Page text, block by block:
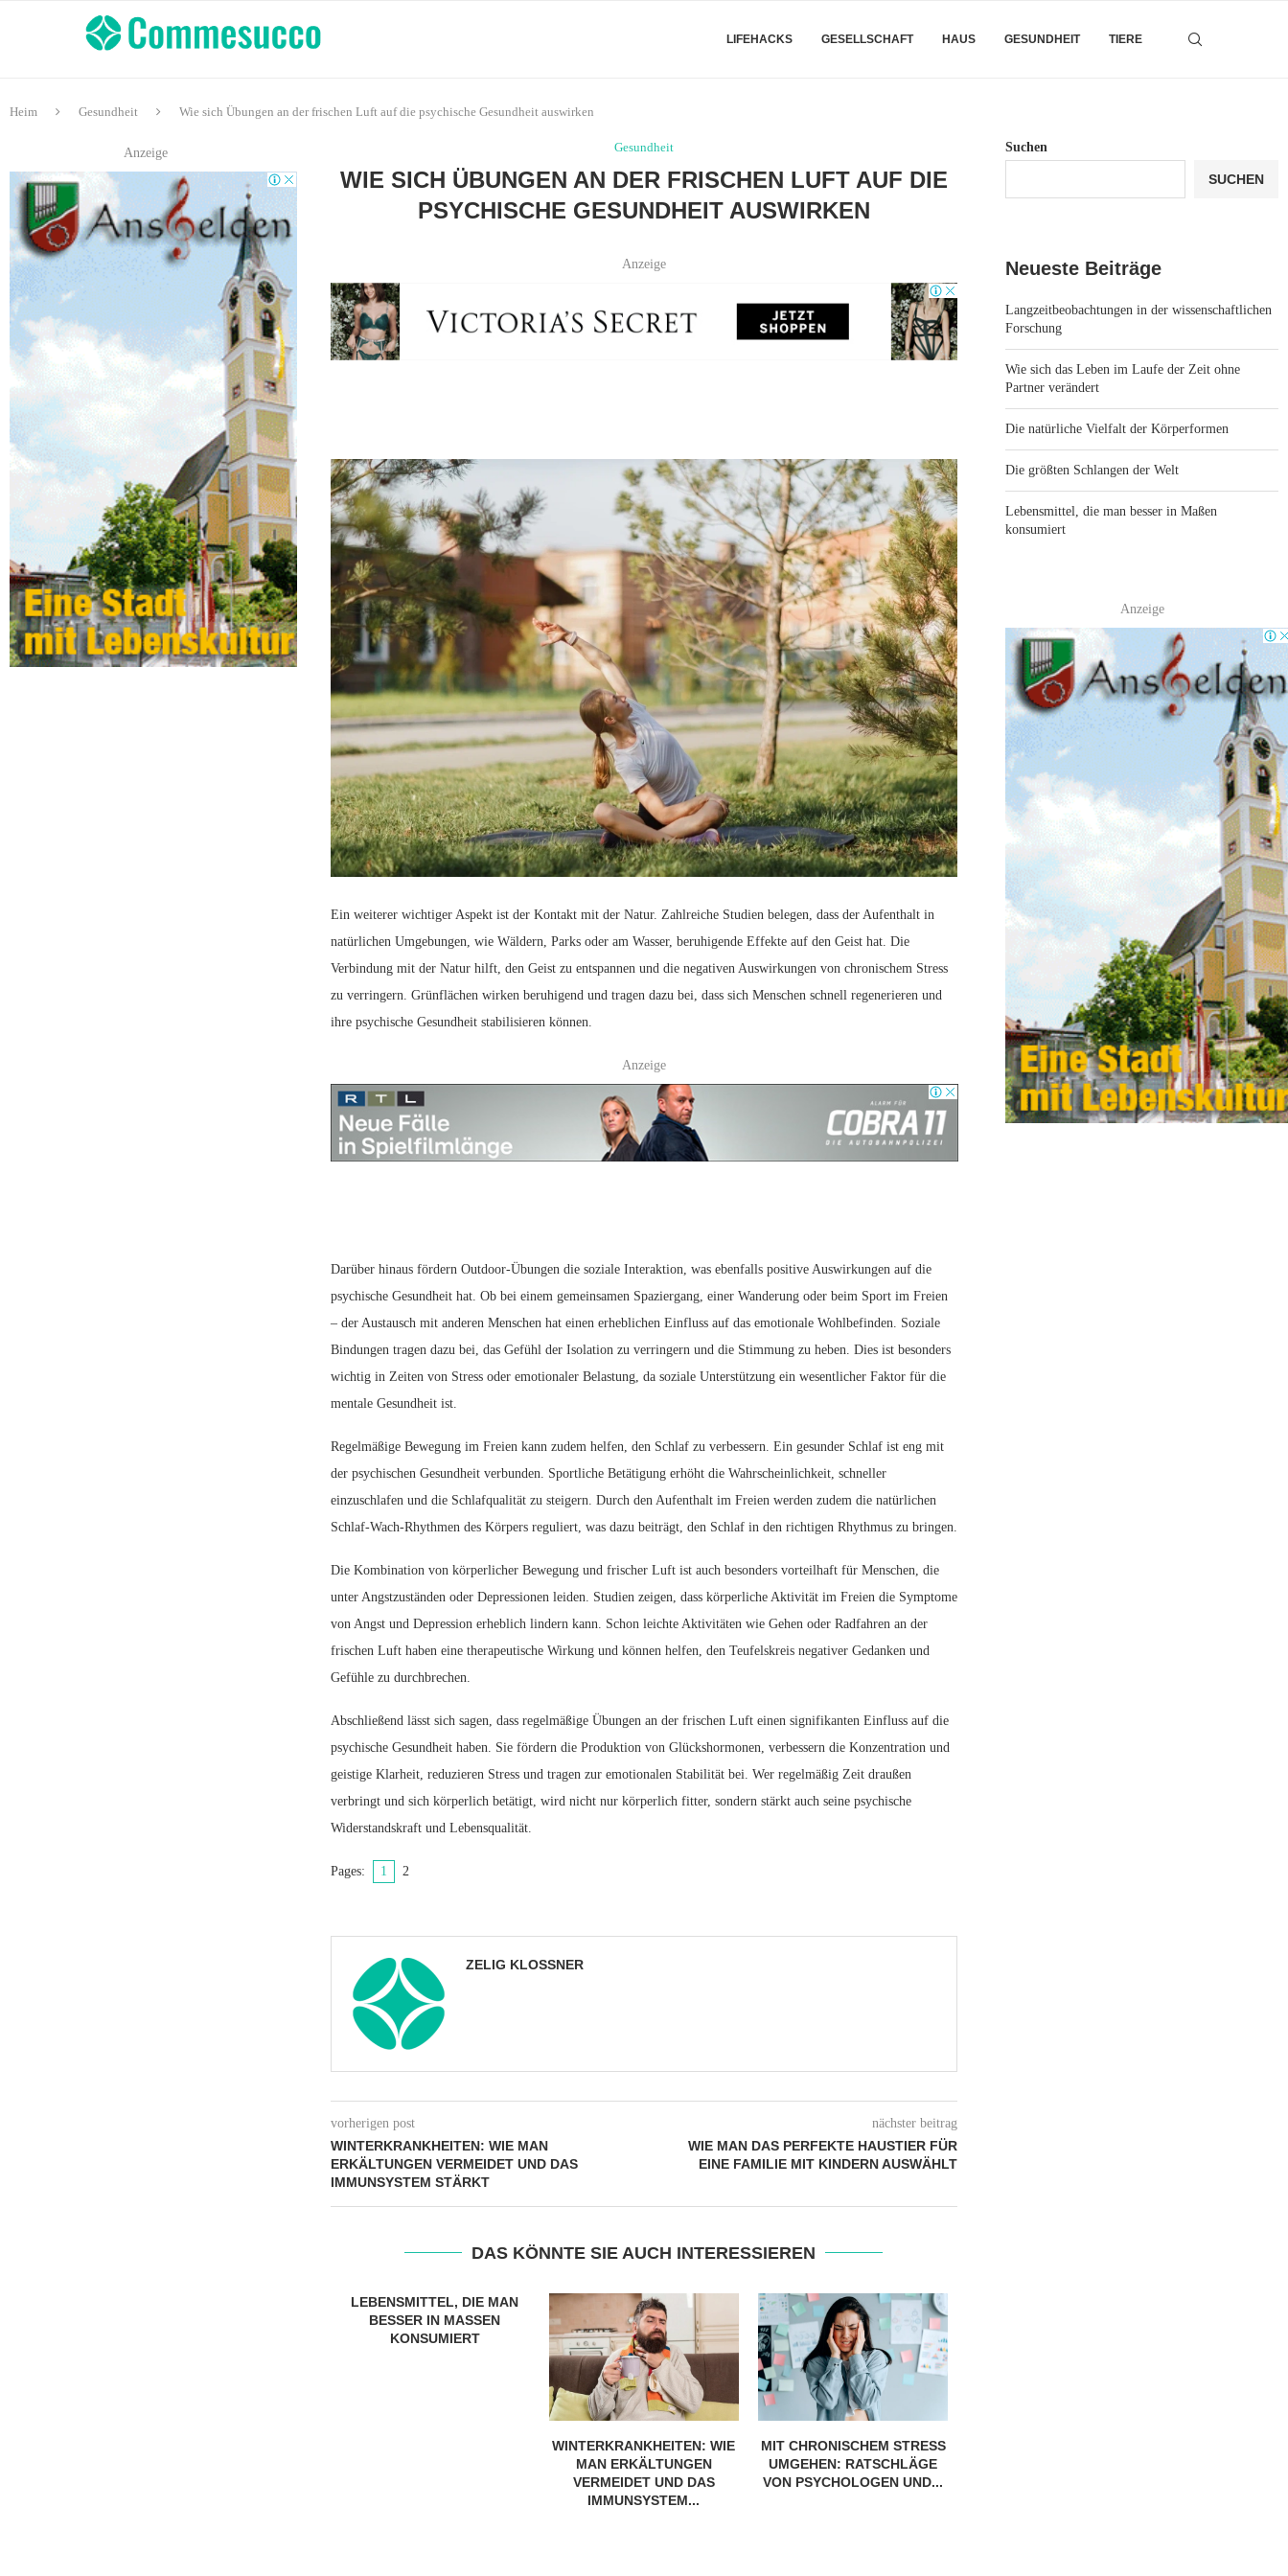
LIFEHACKS GESELLSCHAFT HAUS GESUNDHEIT TIERE
Heim Gesundheit Wie sich Übungen an der frischen Luft auf die psychische Gesundheit auswirken
Gesundheit
WIE SICH ÜBUNGEN AN DER FRISCHEN LUFT AUF DIE
PSYCHISCHE GESUNDHEIT AUSWIRKEN
Anzeige
Ein weiterer wichtiger Aspekt ist der Kontakt mit der Natur. Zahlreiche Studien belegen, dass der Aufenthalt in
natürlichen Umgebungen, wie Wäldern, Parks oder am Wasser, beruhigende Effekte auf den Geist hat. Die
Verbindung mit der Natur hilft, den Geist zu entspannen und die negativen Auswirkungen von chronischem Stress
zu verringern. Grünflächen wirken beruhigend und tragen dazu bei, dass sich Menschen schnell regenerieren und
ihre psychische Gesundheit stabilisieren können.
Anzeige
Darüber hinaus fördern Outdoor-Übungen die soziale Interaktion, was ebenfalls positive Auswirkungen auf die
psychische Gesundheit hat. Ob bei einem gemeinsamen Spaziergang, einer Wanderung oder beim Sport im Freien
– der Austausch mit anderen Menschen hat einen erheblichen Einfluss auf das emotionale Wohlbefinden. Soziale
Bindungen tragen dazu bei, das Gefühl der Isolation zu verringern und die Stimmung zu heben. Dies ist besonders
wichtig in Zeiten von Stress oder emotionaler Belastung, da soziale Unterstützung ein wesentlicher Faktor für die
mentale Gesundheit ist.
Regelmäßige Bewegung im Freien kann zudem helfen, den Schlaf zu verbessern. Ein gesunder Schlaf ist eng mit
der psychischen Gesundheit verbunden. Sportliche Betätigung erhöht die Wahrscheinlichkeit, schneller
einzuschlafen und die Schlafqualität zu steigern. Durch den Aufenthalt im Freien werden zudem die natürlichen
Schlaf-Wach-Rhythmen des Körpers reguliert, was dazu beiträgt, den Schlaf in den richtigen Rhythmus zu bringen.
Die Kombination von körperlicher Bewegung und frischer Luft ist auch besonders vorteilhaft für Menschen, die
unter Angstzuständen oder Depressionen leiden. Studien zeigen, dass körperliche Aktivität im Freien die Symptome
von Angst und Depression erheblich lindern kann. Schon leichte Aktivitäten wie Gehen oder Radfahren an der
frischen Luft haben eine therapeutische Wirkung und können helfen, den Teufelskreis negativer Gedanken und
Gefühle zu durchbrechen.
Abschließend lässt sich sagen, dass regelmäßige Übungen an der frischen Luft einen signifikanten Einfluss auf die
psychische Gesundheit haben. Sie fördern die Produktion von Glückshormonen, verbessern die Konzentration und
geistige Klarheit, reduzieren Stress und tragen zur emotionalen Stabilität bei. Wer regelmäßig Zeit draußen
verbringt und sich körperlich betätigt, wird nicht nur körperlich fitter, sondern stärkt auch seine psychische
Widerstandskraft und Lebensqualität.
Pages: 1 2
ZELIG KLOSSNER
vorherigen post
WINTERKRANKHEITEN: WIE MAN
ERKÄLTUNGEN VERMEIDET UND DAS
IMMUNSYSTEM STÄRKT
nächster beitrag
WIE MAN DAS PERFEKTE HAUSTIER FÜR
EINE FAMILIE MIT KINDERN AUSWÄHLT
DAS KÖNNTE SIE AUCH INTERESSIEREN
LEBENSMITTEL, DIE MAN
BESSER IN MASSEN K
ONSUMIERT
WINTERKRANKHEITEN: WIE
MAN ERKÄLTUNGEN
VERMEIDET UND DAS
IMMUNSYSTEM...
MIT CHRONISCHEM STRESS
UMGEHEN: RATSCHLÄGE
VON PSYCHOLOGEN UND...
Suchen
SUCHEN
Neueste Beiträge
Langzeitbeobachtungen in der wissenschaftlichen
Forschung
Wie sich das Leben im Laufe der Zeit ohne
Partner verändert
Die natürliche Vielfalt der Körperformen
Die größten Schlangen der Welt
Lebensmittel, die man besser in Maßen
konsumiert
Anzeige
Anzeige